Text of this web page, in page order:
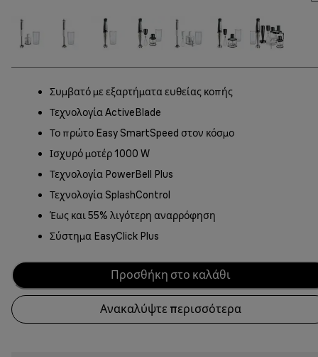
Συμβατό με εξαρτήματα ευθείας κοπής
Τεχνολογία ActiveBlade
Το πρώτο Easy SmartSpeed στον κόσμο
Ισχυρό μοτέρ 1000 W
Τεχνολογία PowerBell Plus
Τεχνολογία SplashControl
Έως και 55% λιγότερη αναρρόφηση
Σύστημα EasyClick Plus
Προσθήκη στο καλάθι
Ανακαλύψτε περισσότερα